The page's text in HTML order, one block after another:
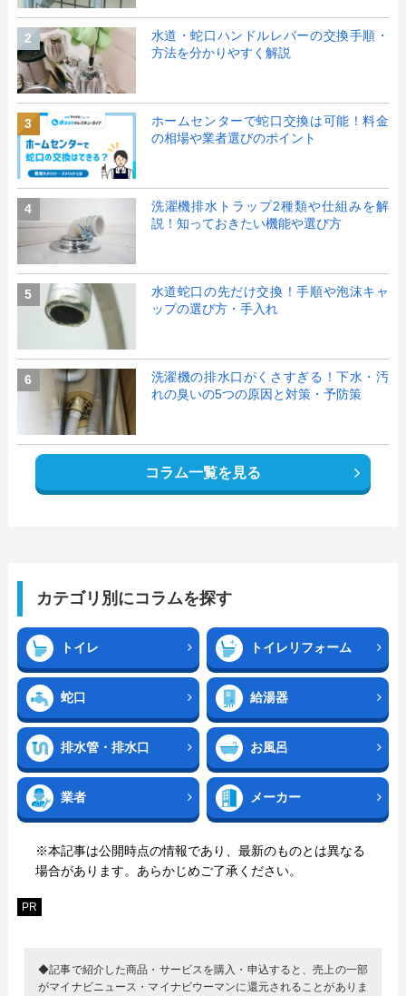
2
水道・蛇口ハンドルレバーの交換手順・
方法を分かりやすく解説
3
ホームセンターで蛇口交換は可能！料金
の相場や業者選びのポイント
4
洗濯機排水トラップ2種類や仕組みを解
説！知っておきたい機能や選び方
5
水道蛇口の先だけ交換！手順や泡沫キャ
ップの選び方・手入れ
6
洗濯機の排水口がくさすぎる！下水・汚
れの臭いの5つの原因と対策・予防策
コラム一覧を見る
カテゴリ別にコラムを探す
トイレ トイレリフォーム
蛇口 給湯器
排水管・排水口 お風呂
業者 メーカー
※本記事は公開時点の情報であり、最新のものとは異なる
場合があります。あらかじめご了承ください。
PR
◆記事で紹介した商品・サービスを購入・申込すると、売上の一部
がマイナビニュース・マイナビウーマンに還元されることがありま